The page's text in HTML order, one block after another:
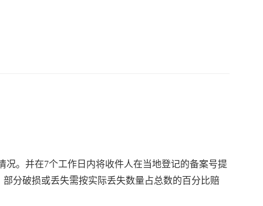
。并在7个工作日内将收件人在当地登记的备案号提
分破损或丢失需按实际丢失数量占总数的百分比赔